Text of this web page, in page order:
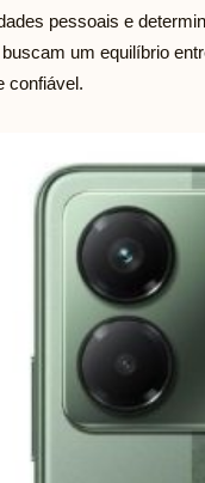
pessoais e
um equilíbrio
confiável.